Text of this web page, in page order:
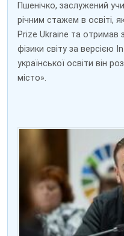
Пшенічко, заслужений
річним стажем в освіті,
Prize Ukraine та отримав
фізики світу за версією
української освіти він
місто».